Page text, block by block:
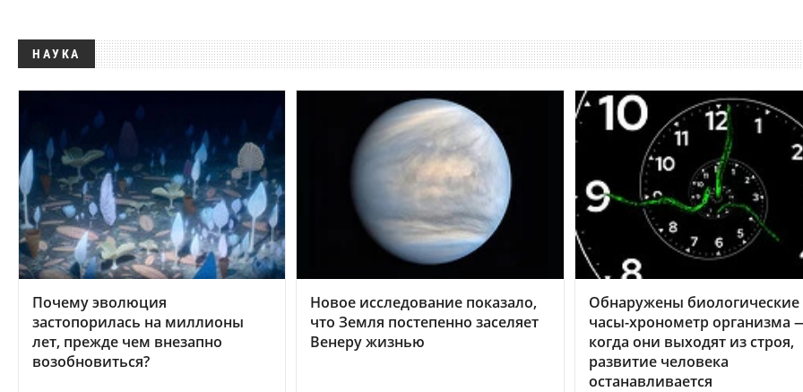
НАУКА
Почему эволюция
застопорилась на миллионы
лет, прежде чем внезапно
возобновиться?
Новое исследование показало,
что Земля постепенно заселяет
Венеру жизнью
Обнаружены биологические
часы-хронометр организма
когда они выходят из строя,
развитие человека
останавливается